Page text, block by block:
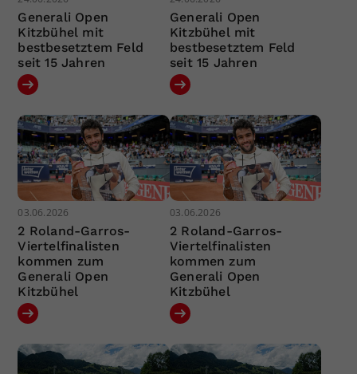
Generali Open
Kitzbühel mit
bestbesetztem Feld
seit 15 Jahren
Generali Open
Kitzbühel mit
bestbesetztem Feld
seit 15 Jahren
03.06.2026
2 Roland-Garros-
Viertelfinalisten
kommen zum
Generali Open
Kitzbühel
03.06.2026
2 Roland-Garros-
Viertelfinalisten
kommen zum
Generali Open
Kitzbühel